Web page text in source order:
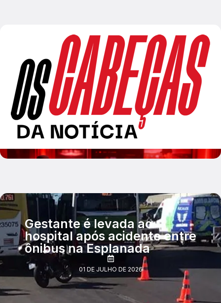
Gestante é levada ao
hospital após acidente entre
ônibus na Esplanada
01 DE JULHO DE 2026